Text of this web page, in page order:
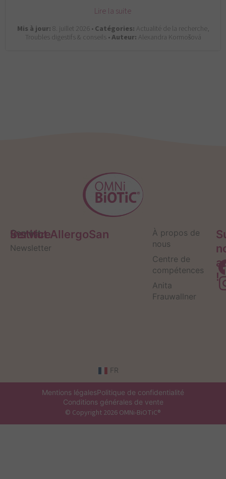
Lire la suite
Mis à jour:8. juillet 2026 •Catégories: Actualité de la recherche,
Troubles digestifs & conseils •Auteur: Alexandra Kormošová
Service
Contact
Newsletter
Institut AllergoSan
À propos de
nous
Centre de
compétences
Anita
Frauwallner
!
FR
Mentions légalesPolitique de confidentialité
Conditions générales de vente
© Copyright 2026 OMNi-BiOTiC®